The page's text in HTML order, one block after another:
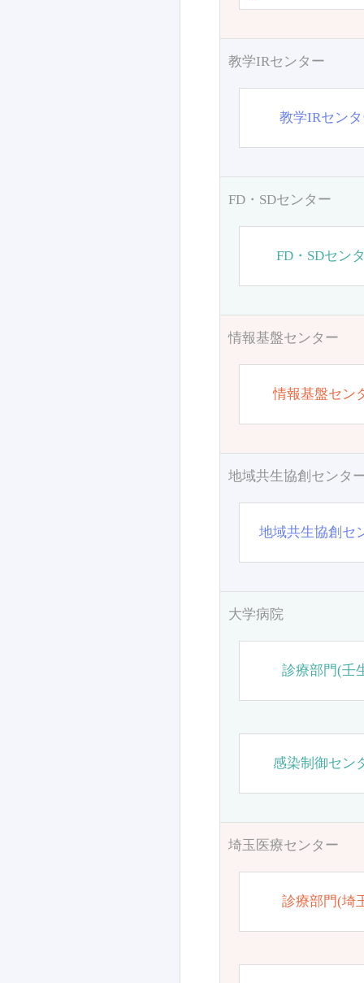
教学IRセンター
教学IRセン
FD・SDセンター
FD・SDセン
情報基盤センター
情報基盤セン
地域共生協創センタ
地域共生協創セ
大学病院
診療部門(壬
感染制御セン
埼玉医療センター
診療部門(埼